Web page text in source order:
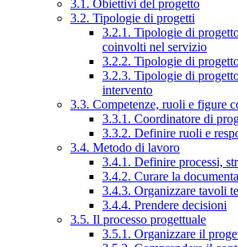
3.1. Obiettivi del progetto
3.2. Tipologie di progetti
3.2.1. Tipologie di
coinvolti nel servizio
3.2.2. Tipologie di
3.2.3. Tipologie di
intervento
3.3. Competenze, ruoli e figure
3.3.1. Coordinatore di
3.3.2. Definire ruoli e
3.4. Metodo di lavoro
3.4.1. Definire processi,
3.4.2. Curare la
3.4.3. Organizzare tavoli
3.4.4. Prendere decisioni
3.5. Il processo progettuale
3.5.1. Organizzare il